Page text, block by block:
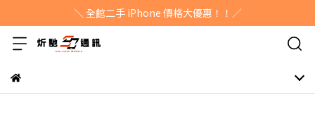
＼ 全館二手 iPhone 價格大優惠！！／